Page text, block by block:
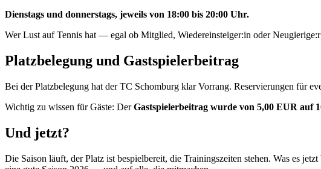
Dienstags und donnerstags, jeweils von 18:00 bis 20:00 Uhr.
Wer Lust auf Tennis hat — egal ob Mitglied, Wiedereinsteiger:in oder
Platzbelegung und Gastspielerbeitrag
Bei der Platzbelegung hat der TC Schomburg klar Vorrang. Reservierungen für
Wichtig zu wissen für Gäste: DerGastspielerbeitrag wurde von 5,00 EUR auf
Und jetzt?
Die Saison läuft, der Platz ist bespielbereit, die Trainingszeiten stehen. Was es